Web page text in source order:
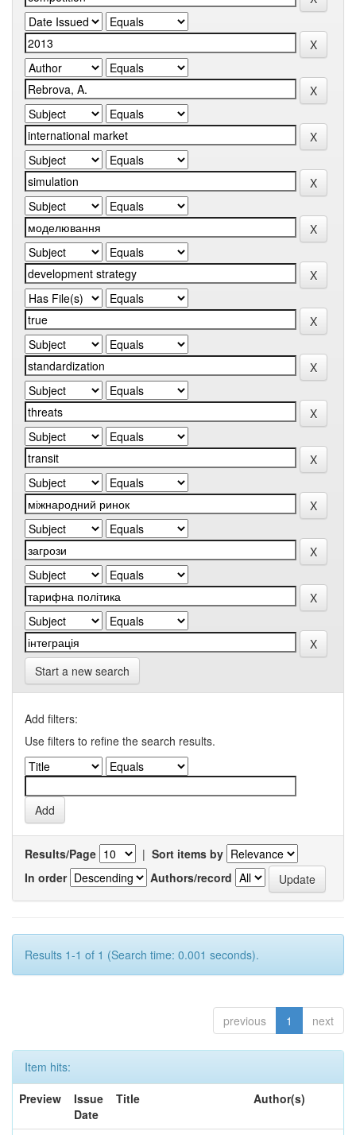
Start a new search
Add filters:
Use filters to refine the search results.
Results/Page | Sort items by
In order
Authors/record
Results 1-1 of 1 (Search time: 0.001 seconds).
previous 1 next
Item hits:
Preview
Issue
Date
Title Author(s)